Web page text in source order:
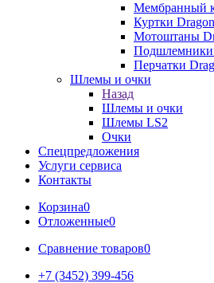
Мембранный
Куртки
Мотоштаны
Перчатки
Шлемы и очки
Назад
Шлемы и очки
Шлемы LS2
Очки
Спецпредложения
Услуги сервиса
Контакты
Корзина0
Отложенные0
Сравнение товаров0
+7 (3452) 399-456